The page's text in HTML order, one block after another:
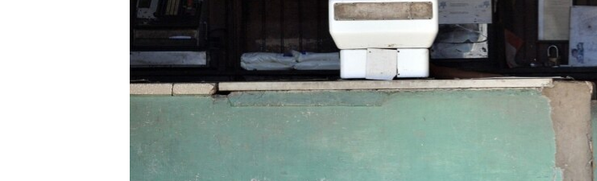
DESINFORMACIÓN RUSA EN
LA INVASIÓN DE RUSIA A UCRANIA